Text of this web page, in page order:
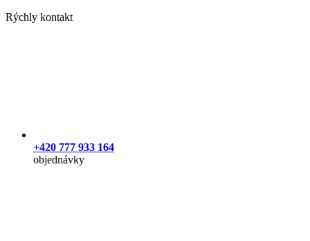
Rýchly kontakt
+420 777 933 164
objednávky